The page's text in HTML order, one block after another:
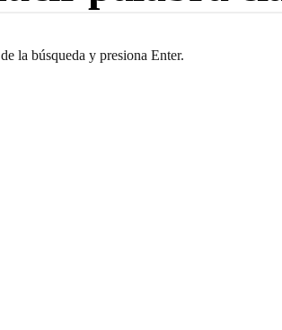
la búsqueda y presiona Enter.